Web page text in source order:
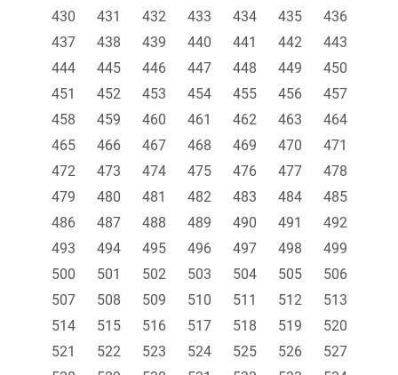
430
431 432 433 434 435
436
437
438 439 440 441 442
443
444
445 446 447 448 449
450
451
452 453 454 455 456
457
458
459 460 461 462 463
464
465
466 467 468 469 470
471
472
473 474 475 476 477
478
479
480 481 482 483 484
485
486
487 488 489 490 491
492
493
494 495 496 497 498
499
500
501 502 503 504 505
506
507
508 509 510 511 512
513
514
515 516 517 518 519
520
521
522 523 524 525 526
527